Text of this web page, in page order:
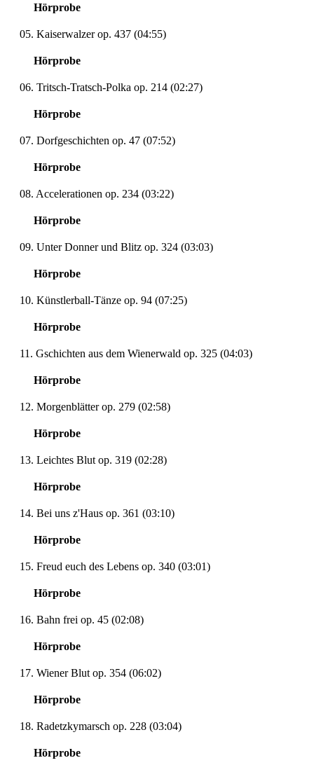
Hörprobe
05. Kaiserwalzer op. 437 (04:55)
Hörprobe
06. Tritsch-Tratsch-Polka op. 214 (02:27)
Hörprobe
07. Dorfgeschichten op. 47 (07:52)
Hörprobe
08. Accelerationen op. 234 (03:22)
Hörprobe
09. Unter Donner und Blitz op. 324 (03:03)
Hörprobe
10. Künstlerball-Tänze op. 94 (07:25)
Hörprobe
11. Gschichten aus dem Wienerwald op. 325 (04:03)
Hörprobe
12. Morgenblätter op. 279 (02:58)
Hörprobe
13. Leichtes Blut op. 319 (02:28)
Hörprobe
14. Bei uns z'Haus op. 361 (03:10)
Hörprobe
15. Freud euch des Lebens op. 340 (03:01)
Hörprobe
16. Bahn frei op. 45 (02:08)
Hörprobe
17. Wiener Blut op. 354 (06:02)
Hörprobe
18. Radetzkymarsch op. 228 (03:04)
Hörprobe